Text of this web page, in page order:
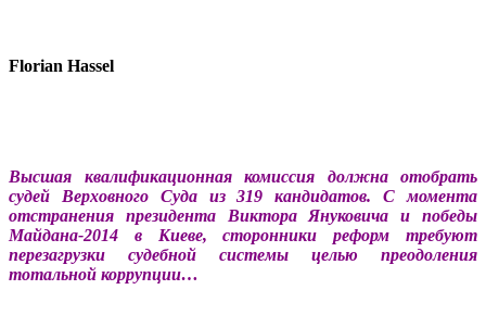
Florian Hassel
Высшая квалификационная комиссия должна отобрать
судей Верховного Суда из 319 кандидатов. С момента
отстранения президента Виктора Януковича и победы
Майдана-2014 в Киеве, сторонники реформ требуют
перезагрузки судебной системы целью преодоления
тотальной коррупции…